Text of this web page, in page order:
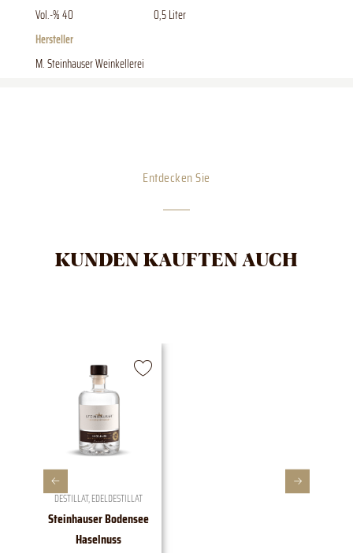
Vol.-% 40
0,5 Liter
Hersteller
M. Steinhauser Weinkellerei
Entdecken Sie
KUNDEN KAUFTEN AUCH
DESTILLAT,EDELDESTILLAT
Steinhauser Bodensee
Haselnuss